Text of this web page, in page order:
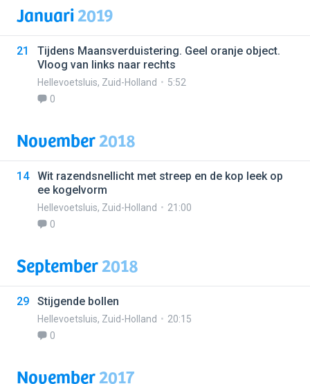
Januari2019
21
Tijdens Maansverduistering. Geel oranje object.
Vloog van links naar rechts
Hellevoetsluis, Zuid-Holland
5:52
0
November2018
14
Wit razendsnellicht met streep en de kop leek op
ee kogelvorm
Hellevoetsluis, Zuid-Holland
21:00
0
September2018
29 Stijgende bollen
Hellevoetsluis, Zuid-Holland
20:15
0
November2017